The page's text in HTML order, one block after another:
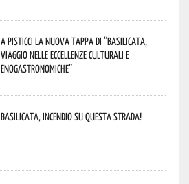
A Pisticci la nuova tappa di “Basilicata,
viaggio nelle eccellenze culturali e
enogastronomiche”
Basilicata, incendio su questa strada!